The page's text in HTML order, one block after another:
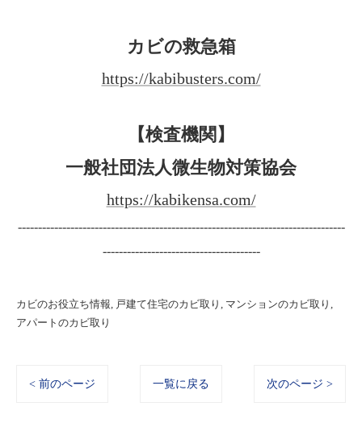
カビの救急箱
https://kabibusters.com/
【検査機関】
一般社団法人微生物対策協会
https://kabikensa.com/
---------------------------------------------------------------------------------
---------------------------------------
カビのお役立ち情報 戸建て住宅のカビ取り
マンションのカビ取り
アパートのカビ取り
< 前のページ 一覧に戻る 次のページ >